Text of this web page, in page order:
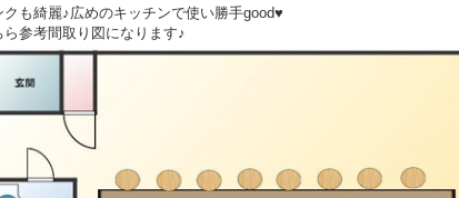
クも綺麗♪広めのキッチンで使い勝手good♥
ら参考間取り図になります♪